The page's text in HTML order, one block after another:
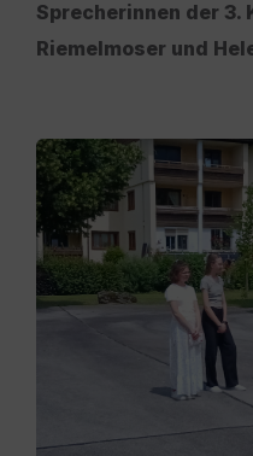
Sprecherinnen der 3.
Riemelmoser und